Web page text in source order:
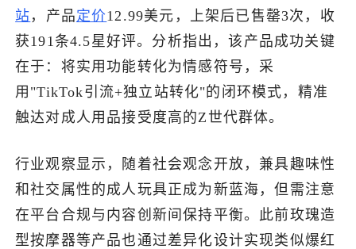
了解出海网
站 ，产品定价12.99美元，上架后已售罄3次，收
获191条4.5星好评。分析指出，该产品成功关键
在于：将实用功能转化为情感符号，采
用"TikTok引流+独立站转化"的闭环模式，精准
触达对成人用品接受度高的Z世代群体。
行业观察显示，随着社会观念开放，兼具趣味性
和社交属性的成人玩具正成为新蓝海，但需注意
在平台合规与内容创新间保持平衡。此前玫瑰造
型按摩器等产品也通过差异化设计实现类似爆红